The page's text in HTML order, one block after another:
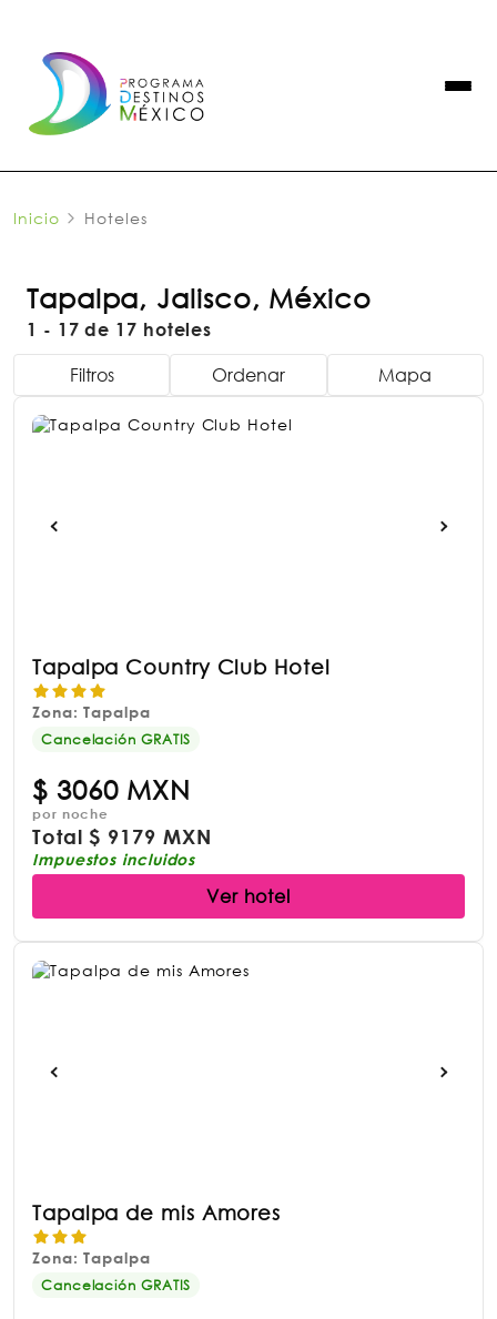
Inicio Hoteles
Tapalpa, Jalisco, México
1 - 17 de 17 hoteles
Filtros Ordenar Mapa
Tapalpa Country Club Hotel
Zona: Tapalpa
Cancelación GRATIS
$ 3060 MXN
por noche
Total$ 9179 MXN
Impuestos incluidos
Ver hotel
Tapalpa de mis Amores
Zona: Tapalpa
Cancelación GRATIS